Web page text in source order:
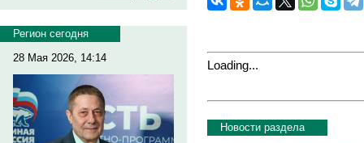
Регион сегодня
28 Мая 2026, 14:14
Loading...
Новости раздела